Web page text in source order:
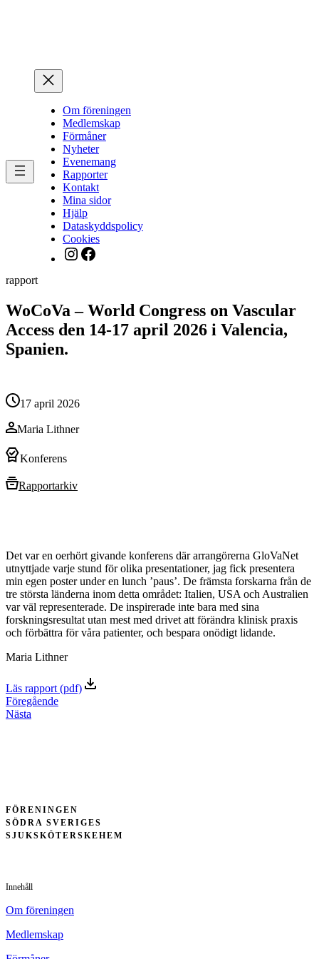
Om föreningen
Medlemskap
Förmåner
Nyheter
Evenemang
Rapporter
Kontakt
Mina sidor
Hjälp
Dataskyddspolicy
Cookies
Instagram
Facebook
rapport
WoCoVa – World Congress on Vascular
Access den 14-17 april 2026 i Valencia,
Spanien.
17 april 2026
Maria Lithner
Konferens
Rapportarkiv
Det var en oerhört givande konferens där arrangörerna GloVaNet
utnyttjade varje stund för olika presentationer, jag fick presentera
min egen poster under en lunch ’paus’. De främsta forskarna från de
tre största länderna inom detta området: Italien, USA och Australien
var väl representerade. De inspirerade inte bara med sina
forskningsresultat utan mest med drivet att förändra klinisk praxis
och förbättra för våra patienter, och bespara onödigt lidande.
Maria Lithner
Läs rapport (pdf)
Föregående
Nästa
FÖRENINGEN
SÖDRA SVERIGES
SJUKSKÖTERSKEHEM
Innehåll
Om föreningen
Medlemskap